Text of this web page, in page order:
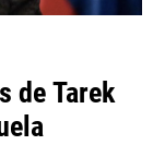
de Tarek